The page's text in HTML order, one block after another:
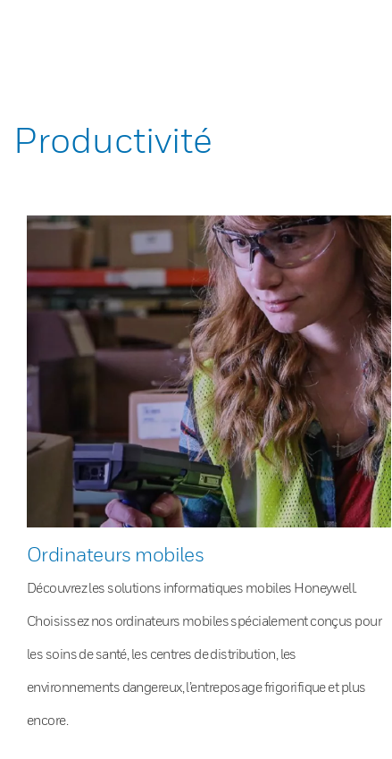
Productivité
Ordinateurs mobiles
Découvrez les solutions informatiques mobiles Honeywell.
Choisissez nos ordinateurs mobiles spécialement conçus pour
les soins de santé, les centres de distribution, les
environnements dangereux, l’entreposage frigorifique et plus
encore.